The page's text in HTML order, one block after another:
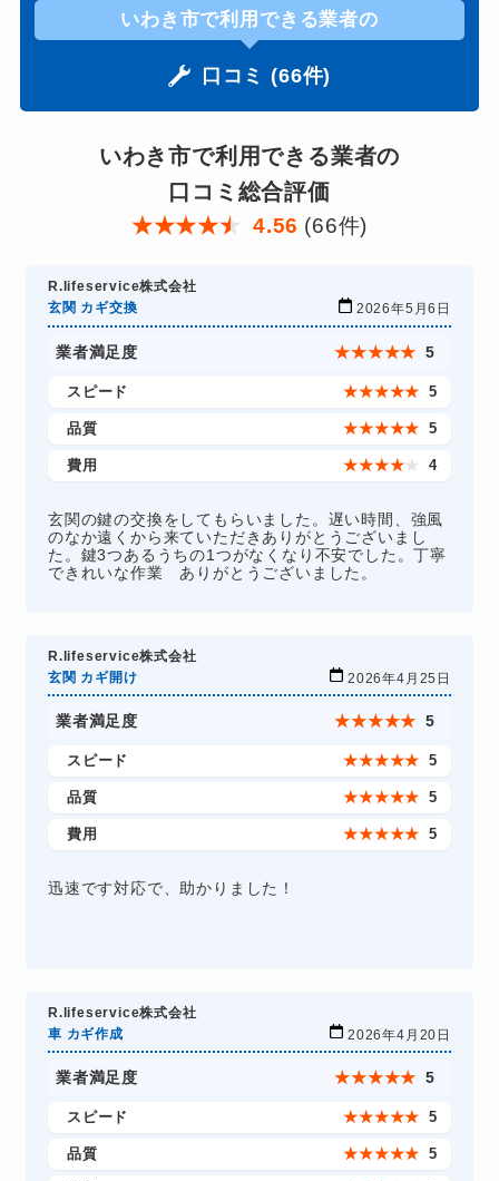
いわき市で利用できる業者の
口コミ (66件)
いわき市で利用できる業者の
口コミ総合評価
★★★★★ 4.56 (66件)
R.lifeservice株式会社
玄関 カギ交換
2026年5月6日
業者満足度 ★★★★★ 5
スピード ★★★★★ 5
品質 ★★★★★ 5
費用 ★★★★★ 4
玄関の鍵の交換をしてもらいました。遅い時間、強風
のなか遠くから来ていただきありがとうございまし
た。鍵3つあるうちの1つがなくなり不安でした。丁寧
できれいな作業 ありがとうございました。
R.lifeservice株式会社
玄関 カギ開け
2026年4月25日
業者満足度 ★★★★★ 5
スピード ★★★★★ 5
品質 ★★★★★ 5
費用 ★★★★★ 5
迅速です対応で、助かりました！
R.lifeservice株式会社
車 カギ作成
2026年4月20日
業者満足度 ★★★★★ 5
スピード ★★★★★ 5
品質 ★★★★★ 5